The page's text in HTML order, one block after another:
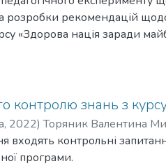
розробки рекомендацій
«Здорова нація заради
вживання наркотичних
умінь, здатності
якій ще не виникли
ризику. Програма
другого місяця і 5 -
психоактивні
контролю знань з
, 2022)Торяник Валентина
входять контрольні
програми.